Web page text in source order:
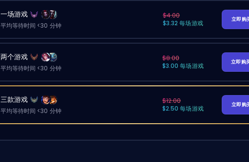
一场游戏
平均等待时间 <30 分钟
$4.00
$3.32 每场游戏
立即购
两个游戏
平均等待时间 <30 分钟
$8.00
$3.00 每场游戏
立即购
三款游戏
平均等待时间 <30 分钟
$12.00
$2.50 每场游戏
立即购